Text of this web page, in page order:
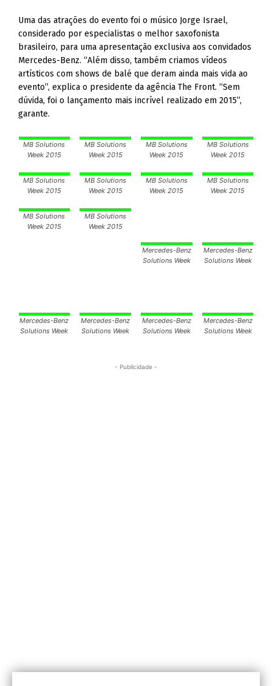
Uma das atrações do evento foi o músico Jorge Israel,
considerado por especialistas o melhor saxofonista
brasileiro, para uma apresentação exclusiva aos convidados
Mercedes-Benz. “Além disso, também criamos vídeos
artísticos com shows de balé que deram ainda mais vida ao
evento”, explica o presidente da agência The Front. “Sem
dúvida, foi o lançamento mais incrível realizado em 2015”,
garante.
MB Solutions
Week 2015
MB Solutions
Week 2015
MB Solutions
Week 2015
MB Solutions
Week 2015
MB Solutions
Week 2015
MB Solutions
Week 2015
MB Solutions
Week 2015
MB Solutions
Week 2015
MB Solutions
Week 2015
MB Solutions
Week 2015
Mercedes-Benz
Solutions Week
Mercedes-Benz
Solutions Week
Mercedes-Benz
Solutions Week
Mercedes-Benz
Solutions Week
Mercedes-Benz
Solutions Week
Mercedes-Benz
Solutions Week
- Publicidade -